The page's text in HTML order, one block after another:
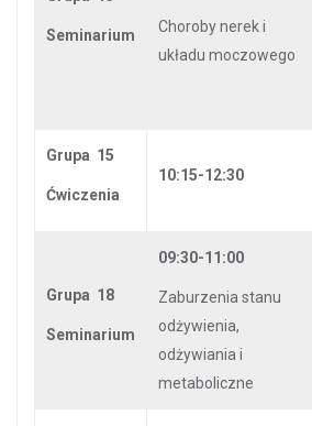
Seminarium
Choroby nerek i
układu moczowego
Grupa 15
Ćwiczenia
10:15-12:30
Grupa 18
Seminarium
09:30-11:00
Zaburzenia stanu
odżywienia,
odżywiania i
metaboliczne